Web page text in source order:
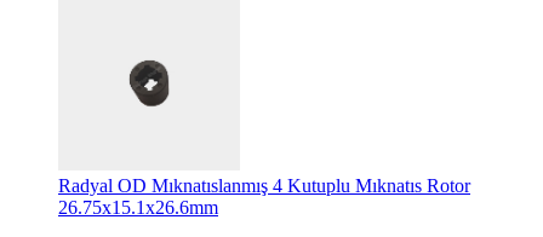
Radyal OD Mıknatıslanmış 4 Kutuplu Mıknatıs Rotor
26.75x15.1x26.6mm